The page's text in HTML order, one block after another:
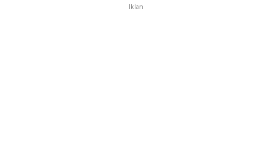
Iklan